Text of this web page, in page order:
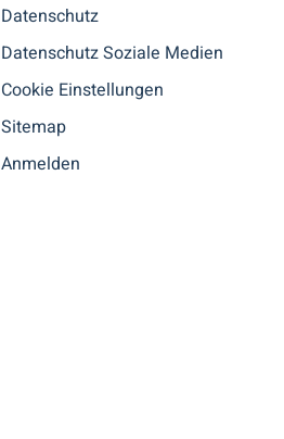
Datenschutz
Datenschutz Soziale Medien
Cookie Einstellungen
Sitemap
Anmelden